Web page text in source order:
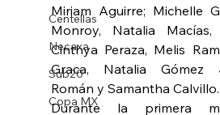
Centellas
Necaxa
Sub20
Copa MX
Miriam Aguirre; Michelle
Monroy, Natalia
Cinthya Peraza, Melis
Graca, Natalia Gómez
Román y Samantha Calvillo.
Durante la primera